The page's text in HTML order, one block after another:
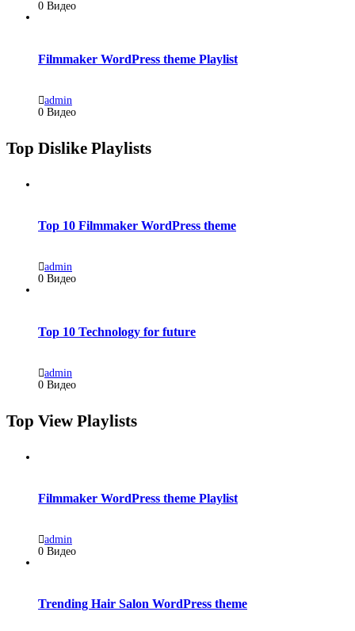
0 Видео
Filmmaker WordPress theme Playlist
admin
0 Видео
Top Dislike Playlists
Top 10 Filmmaker WordPress theme
admin
0 Видео
Top 10 Technology for future
admin
0 Видео
Top View Playlists
Filmmaker WordPress theme Playlist
admin
0 Видео
Trending Hair Salon WordPress theme